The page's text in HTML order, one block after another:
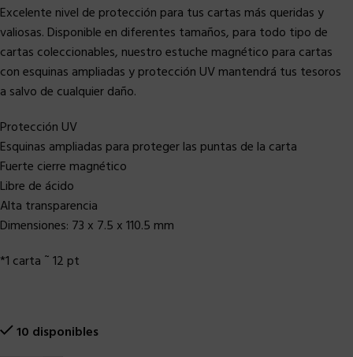
Excelente nivel de protección para tus cartas más queridas y
valiosas. Disponible en diferentes tamaños, para todo tipo de
cartas coleccionables, nuestro estuche magnético para cartas
con esquinas ampliadas y protección UV mantendrá tus tesoros
a salvo de cualquier daño.
Protección UV
Esquinas ampliadas para proteger las puntas de la carta
Fuerte cierre magnético
Libre de ácido
Alta transparencia
Dimensiones: 73 x 7.5 x 110.5 mm
*1 carta ˜ 12 pt
10 disponibles